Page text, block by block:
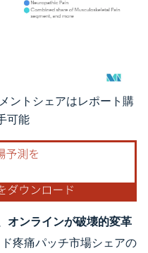
BY 4.0の表示が必要です。
ントシェアはレポート購
可能
オンラインが破壊的変革
疼痛パッチ市場シェアの